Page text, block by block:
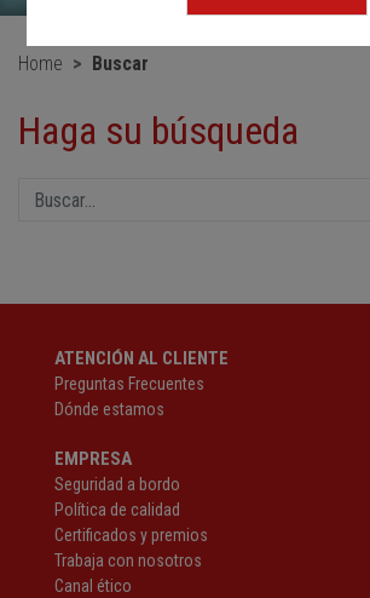
Home Buscar
Haga su búsqueda
ATENCIÓN AL CLIENTE
Preguntas Frecuentes
Dónde estamos
EMPRESA
Seguridad a bordo
Política de calidad
Certificados y premios
Trabaja con nosotros
Canal ético